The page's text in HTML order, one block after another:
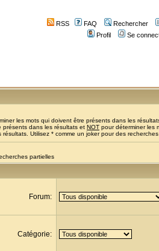
RSS FAQ
Rechercher
Profil
Se
les mots qui doivent être présents dans les
présents dans les résultats et NOT pour déterminer les
Utilisez * comme un joker pour des
partielles
Forum:
Catégorie: